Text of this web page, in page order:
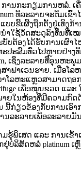
ານກະກຽມການຫລໍ່. ເ
ທີ່ລະລາຍຈະຕື່ມ
ບບຂີ້ເຜີ້ງຖືກຕັ້ງຢູ່ເທິງ
າໃຊ້ວັດສະດຸລົງທຶນທີ່ເໝ
ບຕ້ອງໄດ້ຮັບການເຜົາ
ປະສົມທົ່ວໄປຫຼາຍຢ່າງທີ່
ເຊິ່ງລະລາຍທີ່ອຸນຫະພູ
ສາຟາເຣນຮາຍ. ເມື່ອ
າໂລຫະແຫຼວສາມາດຖ
ເພື່ອໝຸນຂວດ
ຍໃນຫ້ອງທີ່ມີຄວາມກົດ
ນີ້ກ່ຽວຂ້ອງກັບການເອົ
ນລະລາຍເພື່ອລະລາຍ
ຮູ້ພິເສດ ແລະ ການເຂົ້
ບໍລິສັດຫລໍ່ platinum ເ